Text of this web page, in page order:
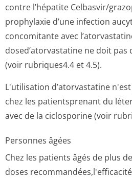
contre l’hépatite Celbasvir/
prophylaxie d’une infection
concomitante avec
dosed’atorvastatine ne doit
(voir rubriques4.4 et 4­.5).
L'utilisation d’atorvastatine
chez les patientsprenant du
avec de la ciclosporine (voir
Personnes âgées
Chez les patients âgés de plus
doses